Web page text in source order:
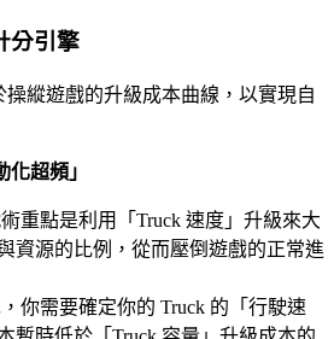
分引擎
操縱遊戲的升級成本曲線，以實現自
超頻」
重點是利用「Truck 速度」升級來大
資源的比例，從而壓倒遊戲的正常進
你需要確定你的 Truck 的「行駛速